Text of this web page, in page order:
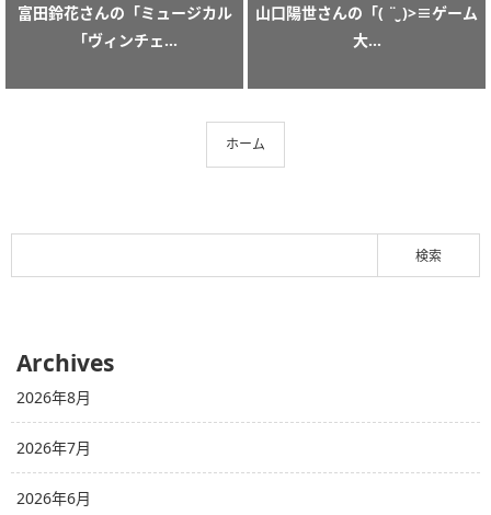
富田鈴花さんの「ミュージカル
「ヴィンチェ...
山口陽世さんの「( ¨̮ )>≡ゲーム
大...
ホーム
Archives
2026年8月
2026年7月
2026年6月